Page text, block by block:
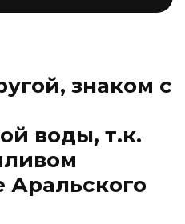
знаком c
воды, т.к.
Аральского